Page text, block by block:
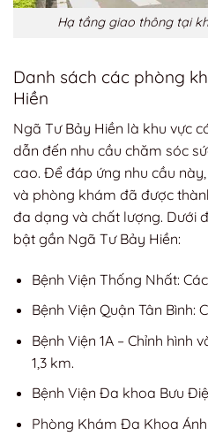
Hạ tầng giao thông tại
Danh sách các phòng
Hiền
Ngã Tư Bảy Hiền là khu vực
dẫn đến nhu cầu chăm sóc
cao. Để đáp ứng nhu cầu
và phòng khám đã được
đa dạng và chất lượng. Dưới
bật gần Ngã Tư Bảy Hiền:
Bệnh Viện Thống Nhất:
Bệnh Viện Quận Tân Bình:
Bệnh Viện 1A – Chỉnh hình
1,3 km.
Bệnh Viện Đa khoa Bưu
Phòng Khám Đa Khoa Ánh